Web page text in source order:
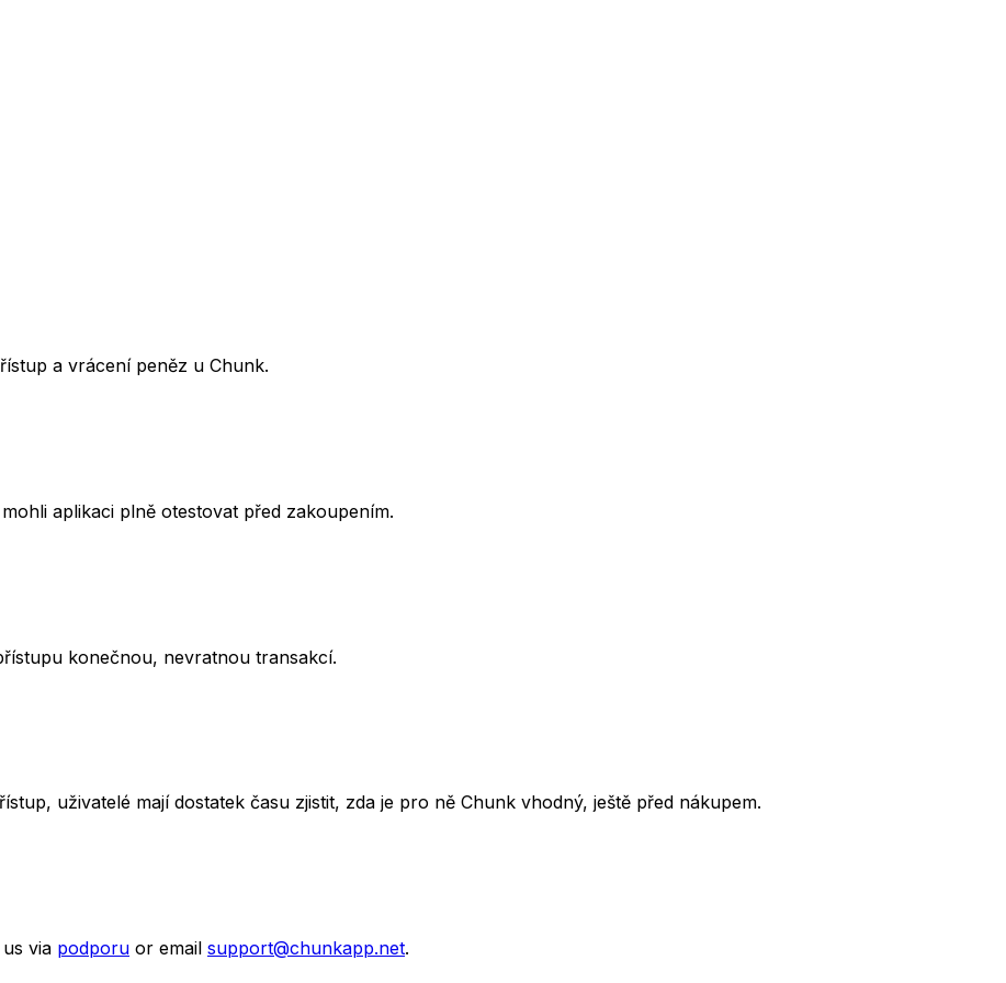
a vrácení peněz u Chunk.
aplikaci plně otestovat před zakoupením.
konečnou, nevratnou transakcí.
uživatelé mají dostatek času zjistit, zda je pro ně Chunk vhodný, ještě před nákupem.
via podporu or email support@chunkapp.net.